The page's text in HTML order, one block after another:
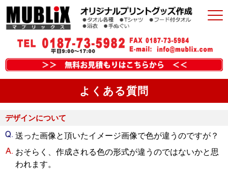
よくある質問
デザインについて
送った画像と頂いたイメージ画像で色が違うのですが？
おそらく、作成される色の形式が違うのではないかと思
われます。